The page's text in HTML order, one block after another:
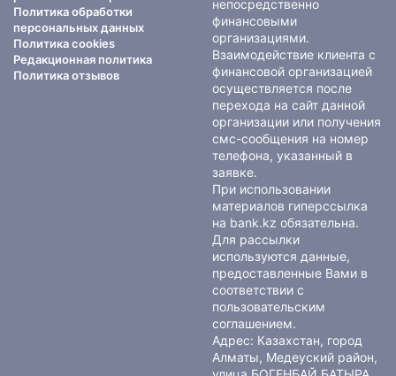
Политика обработки
персональных данных
Политика cookies
Редакционная политика
Политика отзывов
непосредственно
финансовыми
организациями.
Взаимодействие клиента с
финансовой организацией
осуществляется после
перехода на сайт данной
организации или получения
смс-сообщения на номер
телефона, указанный в
заявке.
При использовании
материалов гиперссылка
на bank.kz обязательна.
Для рассылки
используются данные,
предоставленные Вами в
соответствии с
пользовательским
соглашением.
Адрес: Казахстан, город
Алматы, Медеуский район,